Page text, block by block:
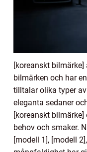
[koreanskt
bilmärken och har
tilltalar olika typer
eleganta sedaner
[koreanskt
behov och smaker.
[modell 1], [modell